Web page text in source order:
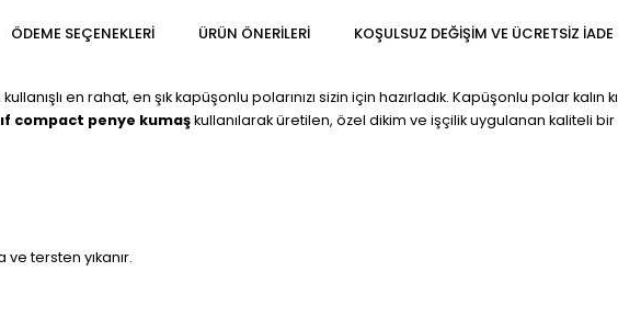
ÖDEME SEÇENEKLERI ÜRÜN ÖNERILERI KOŞULSUZ DEĞIŞIM VE ÜCRETSIZ
en rahat, en şık kapüşonlu polarınızı sizin için hazırladık. Kapüşonlu polar kalın
compact penye kumaşkullanılarak üretilen, özel dikim ve işçilik uygulanan kaliteli
ve tersten yıkanır.